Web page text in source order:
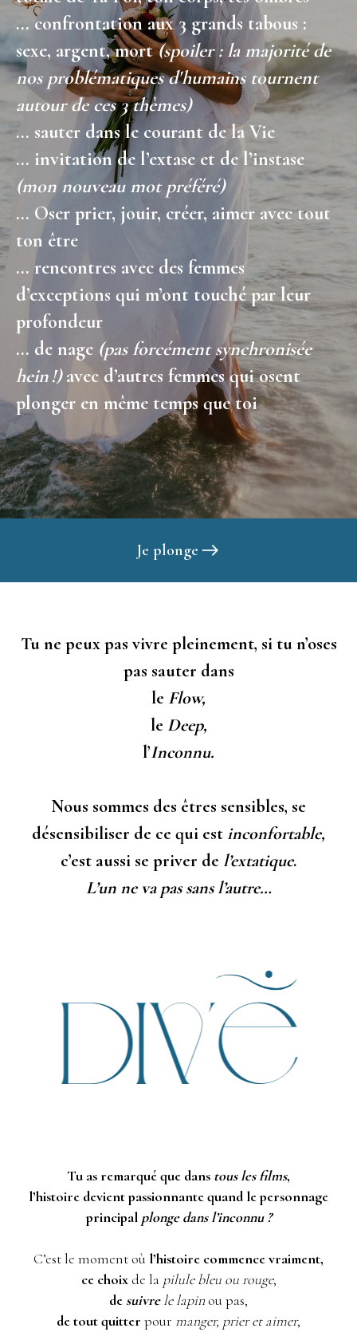
… confrontation aux 3 grands tabous :
sexe, argent, mort(spoiler : la majorité de
nos problématiques d'humains tournent
autour de ces 3 thèmes)
… sauter dans le courant de la Vie
… invitation de l’extase et de l’instase
(mon nouveau mot préféré)
… Oser prier, jouir, créer, aimer avec tout
ton être
… rencontres avec des femmes
d’exceptions qui m’ont touché par leur
profondeur
… de nage (pas forcément synchronisée
hein !)avec d’autres femmes qui osent
plonger en même temps que toi
Je plonge
Tu ne peux pas vivre pleinement, si tu n’oses
pas sauter dans
le Flow,
le Deep,
l’Inconnu.
Nous sommes des êtres sensibles, se
désensibiliser de ce qui est inconfortable,
c’est aussi se priver de l’extatique.
L’un ne va pas sans l’autre…
Tu as remarqué que dans tous les films,
l’histoire devient passionnante quand le personnage
principal plonge dans l’inconnu ?
C’est le moment où l’histoire commence vraiment,
ce choixde la pilule bleu ou rouge,
de suivrele lapin ou pas,
de tout quitter pour manger, prier et aimer,